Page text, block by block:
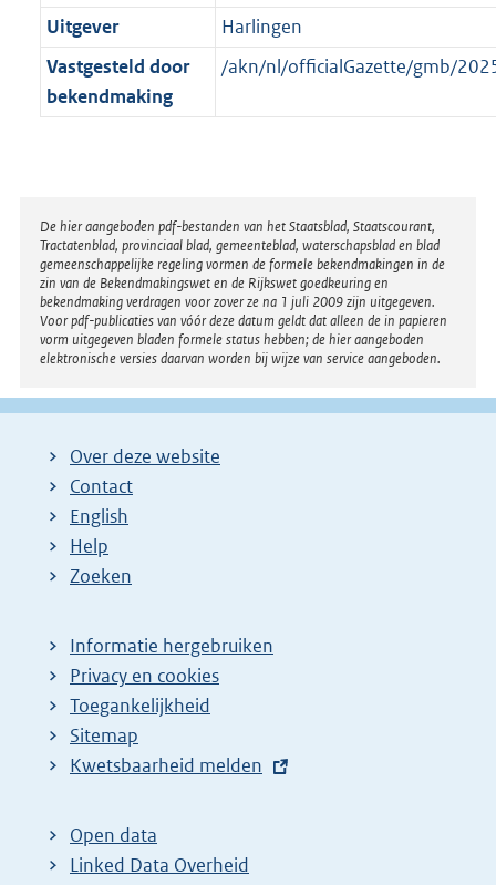
Uitgever
Harlingen
Vastgesteld door
bekendmaking
/akn/nl/officialGazette/gmb/
Disclaimer
De hier aangeboden pdf-bestanden van het Staatsblad, Staatscourant,
Tractatenblad, provinciaal blad, gemeenteblad, waterschapsblad en blad
gemeenschappelijke regeling vormen de formele bekendmakingen in de
zin van de Bekendmakingswet en de Rijkswet goedkeuring en
bekendmaking verdragen voor zover ze na 1 juli 2009 zijn uitgegeven.
Voor pdf-publicaties van vóór deze datum geldt dat alleen de in papieren
vorm uitgegeven bladen formele status hebben; de hier aangeboden
elektronische versies daarvan worden bij wijze van service aangeboden.
Over deze website
Contact
English
Help
Zoeken
Informatie hergebruiken
Privacy en cookies
Toegankelijkheid
Sitemap
E
t
e
Kwetsbaarheid melden
Open data
Linked Data Overheid